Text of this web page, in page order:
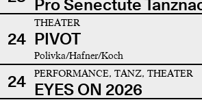
Pro Senectute
24
THEATER
PIVOT
Polivka/Hafner/Koch
24 PERFORMANCE, TANZ, THEATER
EYES ON 2026